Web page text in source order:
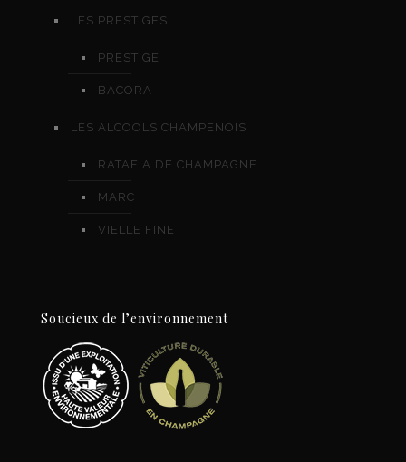
LES PRESTIGES
PRESTIGE
BACORA
LES ALCOOLS CHAMPENOIS
RATAFIA DE CHAMPAGNE
MARC
VIELLE FINE
Soucieux de l’environnement